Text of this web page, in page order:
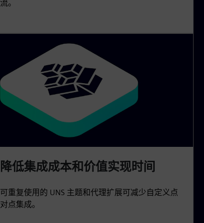
流。
降低集成成本和价值实现时间
可重复使用的 UNS 主题和代理扩展可减少自定义点
对点集成。